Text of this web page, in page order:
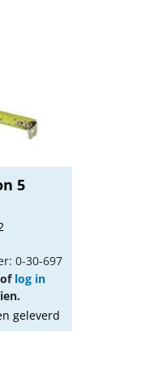
5
0-30-697
log in
geleverd